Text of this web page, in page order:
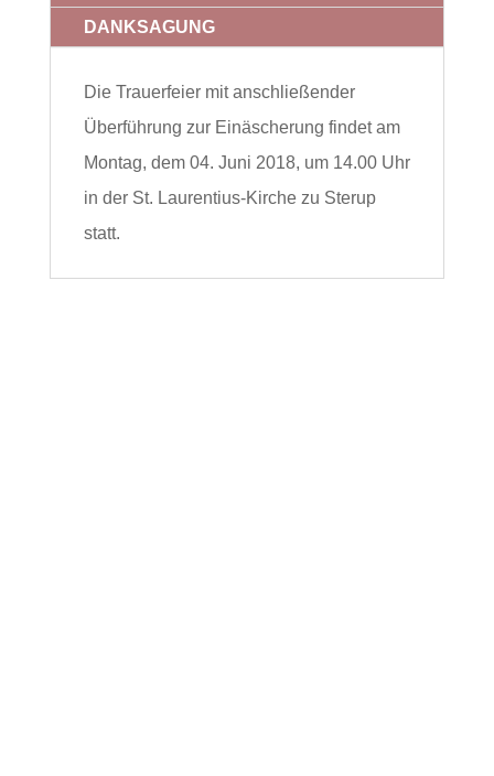
DANKSAGUNG
Die Trauerfeier mit anschließender
Überführung zur Einäscherung findet am
Montag, dem 04. Juni 2018, um 14.00 Uhr
in der St. Laurentius-Kirche zu Sterup
statt.